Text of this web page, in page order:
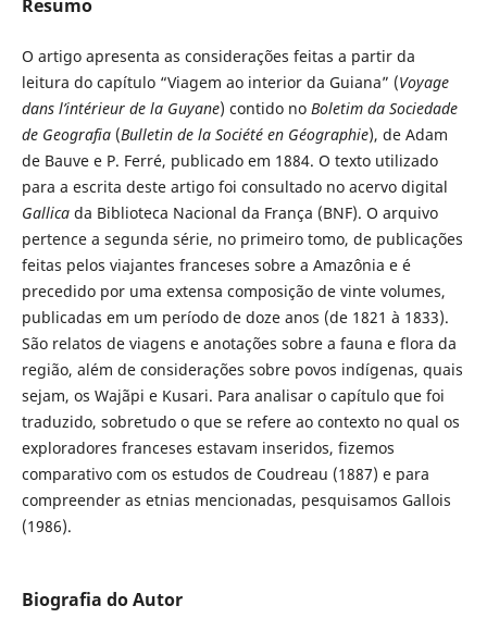
Resumo
O artigo apresenta as considerações feitas a partir da
leitura do capítulo “Viagem ao interior da Guiana” (Voyage
dans l’intérieur de la Guyane) contido no Boletim da Sociedade
de Geografia(Bulletin de la Société en Géographie), de Adam
de Bauve e P. Ferré, publicado em 1884. O texto utilizado
para a escrita deste artigo foi consultado no acervo digital
Gallicada Biblioteca Nacional da França (BNF). O arquivo
pertence a segunda série, no primeiro tomo, de publicações
feitas pelos viajantes franceses sobre a Amazônia e é
precedido por uma extensa composição de vinte volumes,
publicadas em um período de doze anos (de 1821 à 1833).
São relatos de viagens e anotações sobre a fauna e flora da
região, além de considerações sobre povos indígenas, quais
sejam, os Wajãpi e Kusari. Para analisar o capítulo que foi
traduzido, sobretudo o que se refere ao contexto no qual os
exploradores franceses estavam inseridos, fizemos
comparativo com os estudos de Coudreau (1887) e para
compreender as etnias mencionadas, pesquisamos Gallois
(1986).
Biografia do Autor